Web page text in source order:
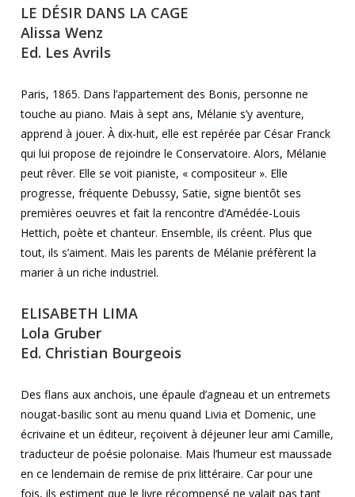
LE DÉSIR DANS LA CAGE
Alissa Wenz
Ed. Les Avrils
Paris, 1865. Dans l’appartement des Bonis, personne ne
touche au piano. Mais à sept ans, Mélanie s’y aventure,
apprend à jouer. À dix-huit, elle est repérée par César Franck
qui lui propose de rejoindre le Conservatoire. Alors, Mélanie
peut rêver. Elle se voit pianiste, « compositeur ». Elle
progresse, fréquente Debussy, Satie, signe bientôt ses
premières oeuvres et fait la rencontre d’Amédée-Louis
Hettich, poète et chanteur. Ensemble, ils créent. Plus que
tout, ils s’aiment. Mais les parents de Mélanie préfèrent la
marier à un riche industriel.
ELISABETH LIMA
Lola Gruber
Ed. Christian Bourgeois
Des flans aux anchois, une épaule d’agneau et un entremets
nougat-basilic sont au menu quand Livia et Domenic, une
écrivaine et un éditeur, reçoivent à déjeuner leur ami Camille,
traducteur de poésie polonaise. Mais l’humeur est maussade
en ce lendemain de remise de prix littéraire. Car pour une
fois, ils estiment que le livre récompensé ne valait pas tant